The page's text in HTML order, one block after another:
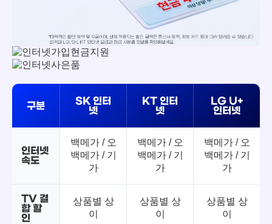
구분
SK 인터
넷
KT 인터
넷
LG U+
인터넷
인터넷
속도
백메가 / 오
백메가 / 기
가
백메가 / 오
백메가 / 기
가
백메가 / 오
백메가 / 기
가
TV 결
합 할
인
상품별 상
이
상품별 상
이
상품별 상
이